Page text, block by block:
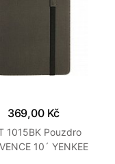
369,00 Kč
1015BK Pouzdro
10´ YENKEE